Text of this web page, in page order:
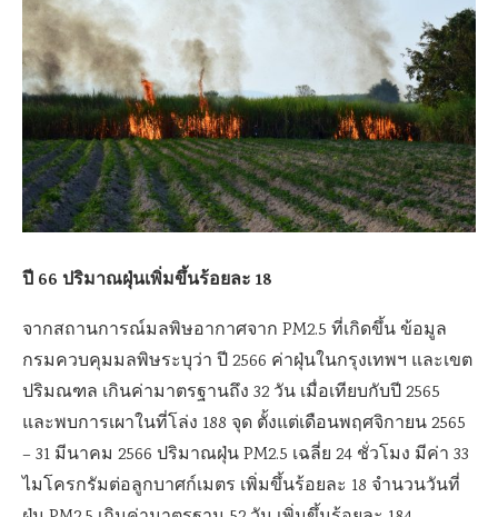
ปี 66 ปริมาณฝุ่นเพิ่มขึ้นร้อยละ 18
จากสถานการณ์มลพิษอากาศจาก PM2.5 ที่เกิดขึ้น ข้อมูล
กรมควบคุมมลพิษระบุว่า ปี 2566 ค่าฝุ่นในกรุงเทพฯ และเขต
ปริมณฑล เกินค่ามาตรฐานถึง 32 วัน เมื่อเทียบกับปี 2565
และพบการเผาในที่โล่ง 188 จุด ตั้งแต่เดือนพฤศจิกายน 2565
– 31 มีนาคม 2566 ปริมาณฝุ่น PM2.5 เฉลี่ย 24 ชั่วโมง มีค่า 33
ไมโครกรัมต่อลูกบาศก์เมตร เพิ่มขึ้นร้อยละ 18 จำนวนวันที่